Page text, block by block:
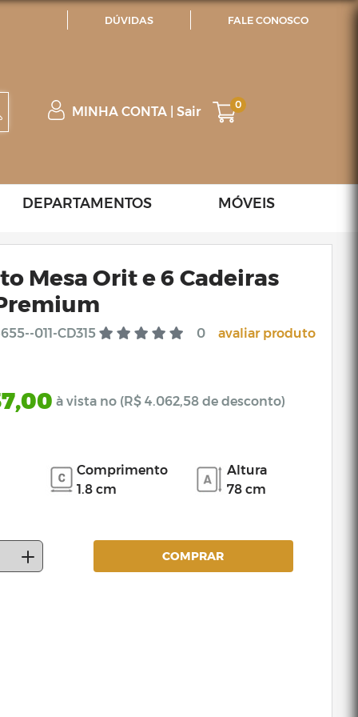
DÚVIDAS FALE CONOSCO
MINHA CONTA Sair 0
DEPARTAMENTOS MÓVEIS
Mesa Orit e 6 Cadeiras
011-CD315 0 avaliar produto
à vista no (R$ 4.062,58 de desconto)
Comprimento
1.8 cm
Altura
78 cm
COMPRAR